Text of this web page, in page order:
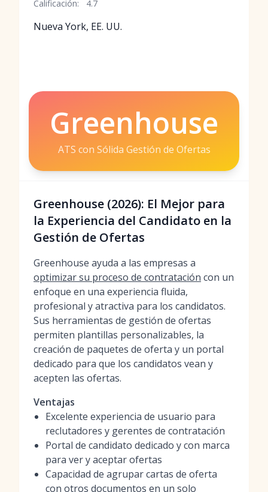
Calificación: 4.7
Nueva York, EE. UU.
Greenhouse
ATS con Sólida Gestión de Ofertas
Greenhouse (2026): El Mejor para
la Experiencia del Candidato en la
Gestión de Ofertas
Greenhouse ayuda a las empresas a
optimizar su proceso de contratación con un
enfoque en una experiencia fluida,
profesional y atractiva para los candidatos.
Sus herramientas de gestión de ofertas
permiten plantillas personalizables, la
creación de paquetes de oferta y un portal
dedicado para que los candidatos vean y
acepten las ofertas.
Ventajas
Excelente experiencia de usuario para
reclutadores y gerentes de contratación
Portal de candidato dedicado y con marca
para ver y aceptar ofertas
Capacidad de agrupar cartas de oferta
con otros documentos en un solo